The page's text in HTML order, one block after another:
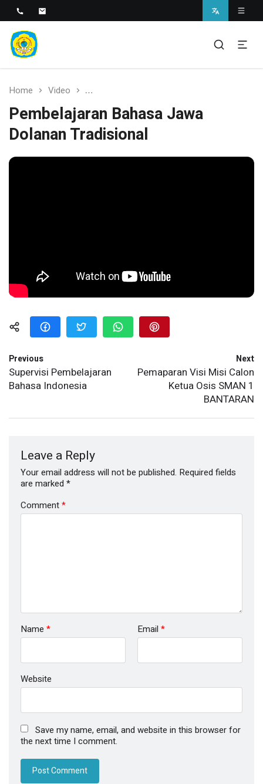
SMAN 1 Bantaran
SMAN 1 BANTARAN
Home Video Pembelajaran Bahasa Jawa Dolanan
Pembelajaran Bahasa Jawa
Dolanan Tradisional
Previous
Supervisi Pembelajaran
Bahasa Indonesia
Next
Pemaparan Visi Misi Calon
Ketua Osis SMAN 1
BANTARAN
Leave a Reply
Your email address will not be published. Required fields
are marked *
Comment*
Name * Email *
Website
Save my name, email, and website in this browser for
the next time I comment.